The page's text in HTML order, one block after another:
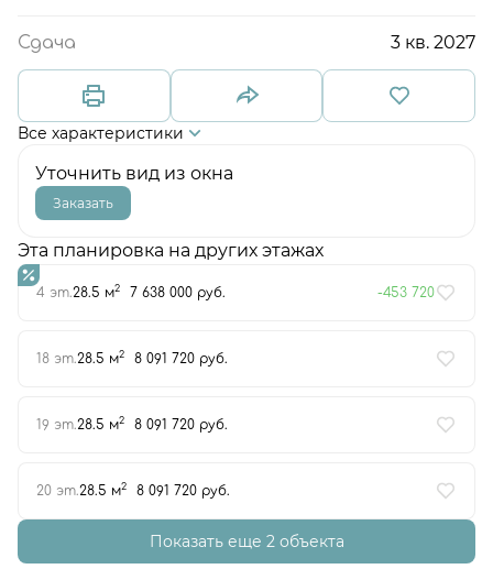
Сдача 3 кв. 2027
Все характеристики
Уточнить вид из окна
Заказать
Эта планировка на других этажах
4 эт.28.5 м2 7 638 000 руб. -453 720
18 эт.28.5 м2 8 091 720 руб.
19 эт.28.5 м2 8 091 720 руб.
20 эт.28.5 м2 8 091 720 руб.
Показать еще 2 объектa